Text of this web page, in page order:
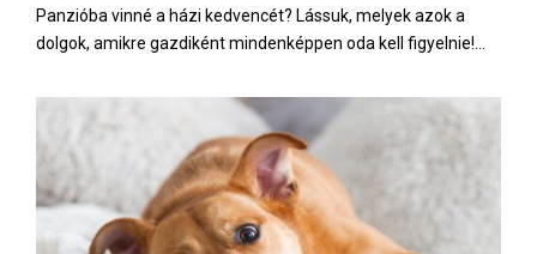
Panzióba vinné a házi kedvencét? Lássuk, melyek azok a
dolgok, amikre gazdiként mindenképpen oda kell figyelnie!...